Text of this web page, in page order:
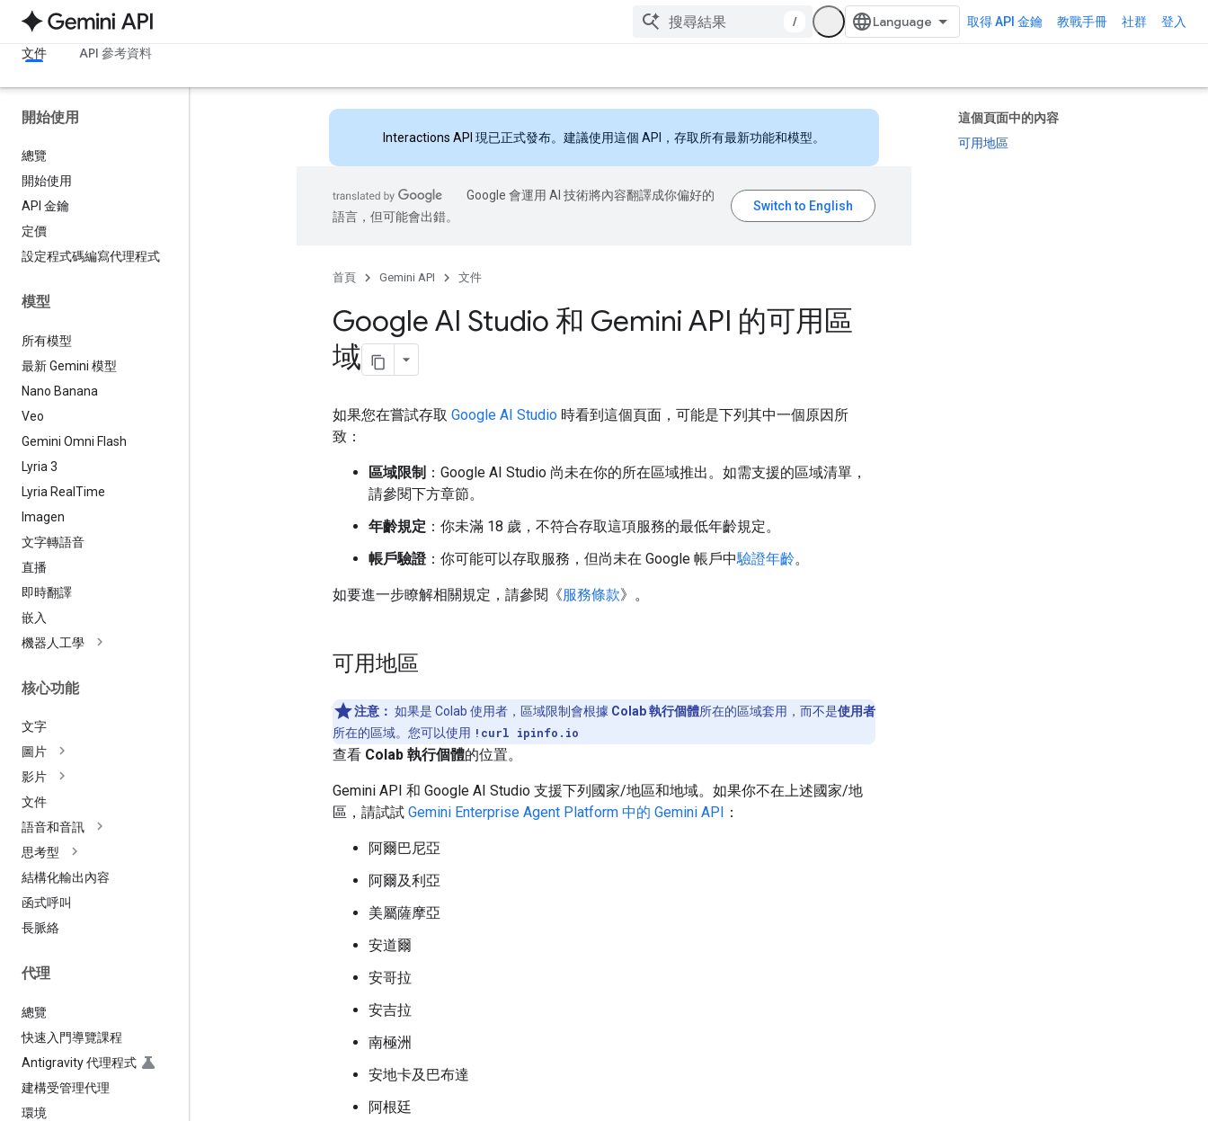
/ 取得 API 金鑰 教戰手冊 社群 登入
文件 API 參考資料
開始使用
總覽
開始使用
API 金鑰
定價
設定程式碼編寫代理程式
模型
所有模型
最新 Gemini 模型
Nano Banana
Veo
Gemini Omni Flash
Lyria 3
Lyria Real Time
Imagen
文字轉語音
直播
即時翻譯
嵌入
機器人工學
核心功能
文字
圖片
影片
文件
語音和音訊
思考型
結構化輸出內容
函式呼叫
長脈絡
代理
總覽
快速入門導覽課程
Antigravity 代理程式
建構受管理代理
環境
這個頁面中的內容
可用地區
Interactions API 現已正式發布。建議使用這個 API，存取所有最新功能和模型。
Google 會運用 AI 技術將內容翻譯成你偏好的
語言，但可能會出錯。
首頁 Gemini API 文件
Google AI Studio 和 Gemini API 的可用區
域
如果您在嘗試存取 Google AI Studio 時看到這個頁面，可能是下列其中一個原因所
致：
區域限制 ：Google AI Studio 尚未在你的所在區域推出。如需支援的區域清單，
請參閱下方章節。
年齡規定 ：你未滿 18 歲，不符合存取這項服務的最低年齡規定。
帳戶驗證：你可能可以存取服務，但尚未在 Google 帳戶中驗證年齡。
如要進一步瞭解相關規定，請參閱《服務條款》。
可用地區
注意： 如果是 Colab 使用者，區域限制會根據 Colab 執行個體所在的區域套用，而不是使用者
所在的區域。您可以使用 !curl ipinfo.io
查看 Colab 執行個體的位置。
Gemini API 和 Google AI Studio 支援下列國家/地區和地域。如果你不在上述國家/地
區，請試試 Gemini Enterprise Agent Platform 中的 Gemini API ：
阿爾巴尼亞
阿爾及利亞
美屬薩摩亞
安道爾
安哥拉
安吉拉
南極洲
安地卡及巴布達
阿根廷